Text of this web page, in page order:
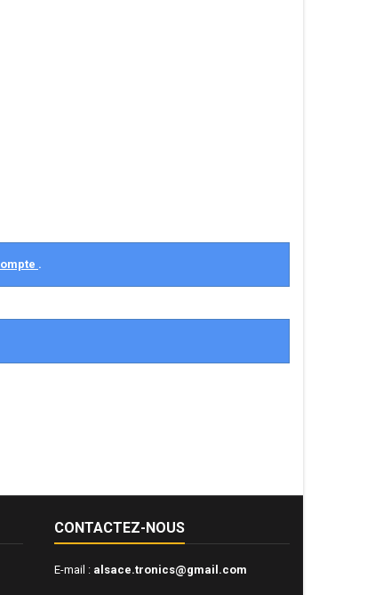
.
CONTACTEZ-NOUS
E-mail : alsace.tronics@gmail.com